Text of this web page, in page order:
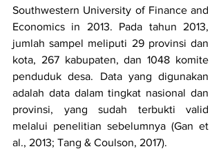
Southwestern University of Finance and
Economics in 2013. Pada tahun 2013,
jumlah sampel meliputi 29 provinsi dan
kota, 267 kabupaten, dan 1048 komite
penduduk desa. Data yang digunakan
adalah data dalam tingkat nasional dan
provinsi, yang sudah terbukti valid
melalui penelitian sebelumnya (Gan et
al., 2013; Tang & Coulson, 2017).